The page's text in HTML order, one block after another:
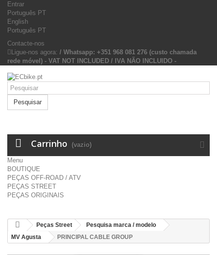
Entrar
Português PT
English
Português PT
Contacte-nos
Ligue-nos agora: / Whatsapp: +351 968 081 276 (custo chamada
rede móvel) - VAT NOT INCLUDED / IVA NÃO INCLUIDO -
Pesquisar
Carrinho (vazio)
Menu
BOUTIQUE
PEÇAS OFF-ROAD / ATV
PEÇAS STREET
PEÇAS ORIGINAIS
Peças Street
Pesquisa marca / modelo
MV Agusta
PRINCIPAL CABLE GROUP